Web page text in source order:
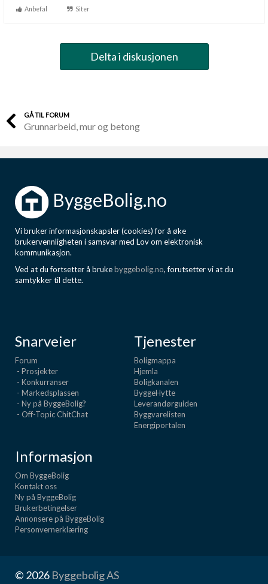
Anbefal Siter
Delta i diskusjonen
GÅ TIL FORUM
Grunnarbeid, mur og betong
ByggeBolig.no
Vi bruker informasjonskapsler (cookies) for å øke
brukervennligheten i samsvar med Lov om elektronisk
kommunikasjon.
Ved at du fortsetter å brukebyggebolig.no, forutsetter vi at du
samtykker til dette.
Snarveier
Forum
- Prosjekter
- Konkurranser
- Markedsplassen
- Ny på ByggeBolig?
- Off-Topic ChitChat
Tjenester
Boligmappa
Hjemla
Boligkanalen
ByggeHytte
Leverandørguiden
Byggvarelisten
Energiportalen
Informasjon
Om ByggeBolig
Kontakt oss
Ny på ByggeBolig
Brukerbetingelser
Annonsere på ByggeBolig
Personvernerklæring
© 2026 Byggebolig AS